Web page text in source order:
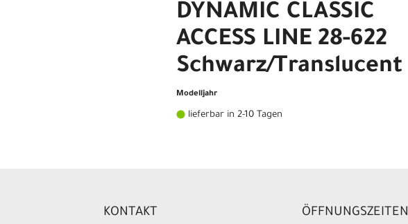
DYNAMIC CLASSIC
ACCESS LINE 28-622
Schwarz/Translucent
Modelljahr
lieferbar in 2-10 Tagen
KONTAKT ÖFFNUNGSZEITEN